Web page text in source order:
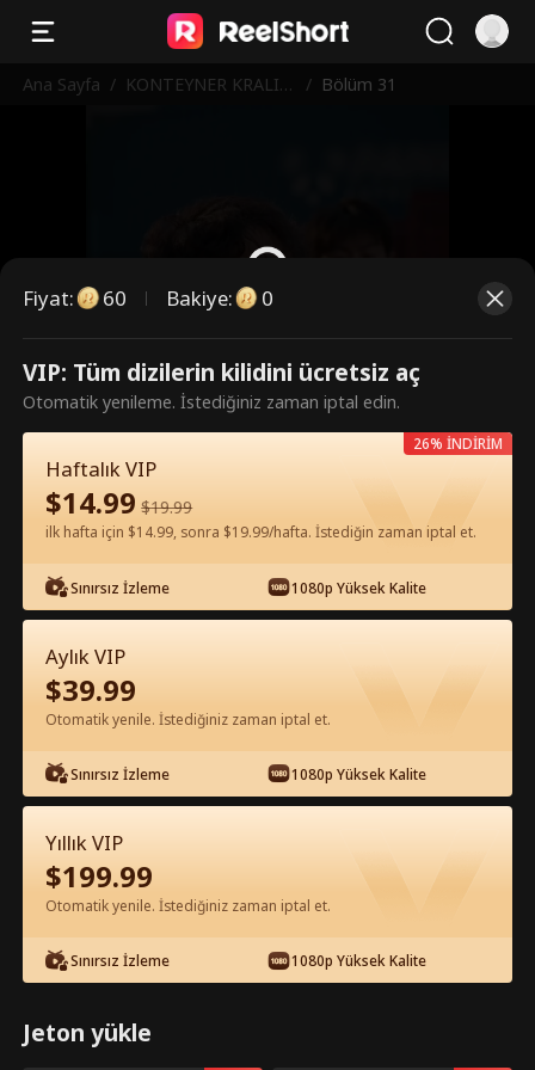
Ana Sayfa / KONTEYNER KRALI V
/ Bölüm 31
Bunlar ücretli bölümler. İzlemek
için kilidi açın.
Uygulamada Ücretsiz İzle
Bölüm 31 - KONTEYNER KRALI VE AŞK
Tam Film
1-50 51-100 101-117
31 32 33 34 35
Fiyat: 60 Bakiye: 0
VIP: Tüm dizilerin kilidini ücretsiz aç
Otomatik yenileme. İstediğiniz zaman iptal edin.
Haftalık VIP
$14.99 $19.99
ilk hafta için $14.99, sonra $19.99/hafta. İstediğin zaman iptal et.
Sınırsız İzleme 1080p Yüksek Kalite
26% İNDİRİM
Aylık VIP
$39.99
Otomatik yenile. İstediğiniz zaman iptal et.
Sınırsız İzleme 1080p Yüksek Kalite
Yıllık VIP
$199.99
Otomatik yenile. İstediğiniz zaman iptal et.
Sınırsız İzleme 1080p Yüksek Kalite
Jeton yükle